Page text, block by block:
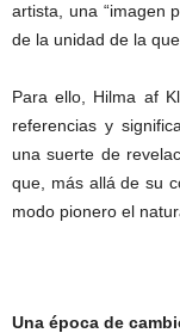
artista, una “imagen
de la unidad de la
Para ello, Hilma af
referencias y
una suerte de
que, más allá de su
modo pionero el
Una época de